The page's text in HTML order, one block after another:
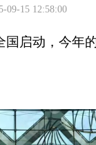
09-15 12:58:00
启动，今年